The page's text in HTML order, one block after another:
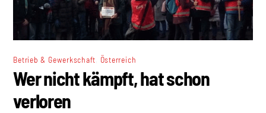
Betrieb & Gewerkschaft Österreich
Wer nicht kämpft, hat schon
verloren